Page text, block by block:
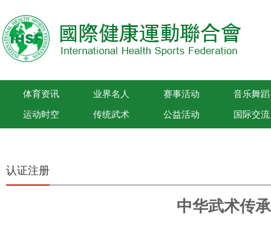
体育资讯 业界名人 赛事活动 音乐舞蹈
运动时空 传统武术 公益活动 国际交流
认证注册
中华武术传